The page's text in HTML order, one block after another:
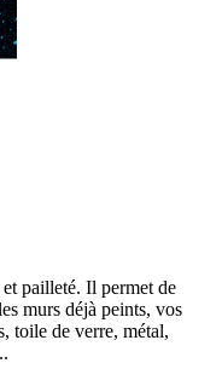
pailleté. Il permet de
murs déjà peints, vos
toile de verre, métal,